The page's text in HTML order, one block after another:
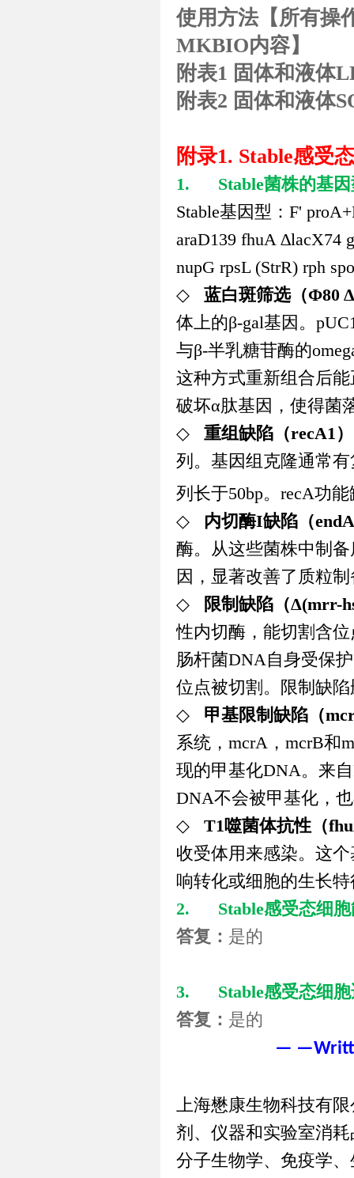
使用方法【所有操
MKBIO内容】
附表1 固体和液体
附表2 固体和液体
附录1. Stable感受
1. Stable菌株的基
Stable基因型： F'
araD139 fhuA ∆lacX74
nupG rpsL (StrR) rph
◇ 蓝白斑筛选（Φ80
体上的β-gal基因。
与β-半乳糖苷酶的
这种方式重新组合后
破坏α肽基因，使得菌
◇ 重组缺陷（recA1
列。基因组克隆通常
列长于50bp。 recA功能
◇ 内切酶I缺陷（
酶。从这些菌株中制
因，显著改善了质粒
◇
限制缺陷（Δ(mrr-
性内切酶，能切割含位
肠杆菌DNA自身受保
位点被切割。限制缺
◇ 甲基限制缺陷（
系统， mcrA ， mcrB和
现的甲基化DNA。来自
DNA不会被甲基化，
◇ T1噬菌体抗性（
收受体用来感染。这
响转化或细胞的生长
2. Stable感受态细
答复： 是的
3. Stable感受态细
答复： 是的
—
上海懋康生物科技有
剂、仪器和实验室消
分子生物学、免疫学